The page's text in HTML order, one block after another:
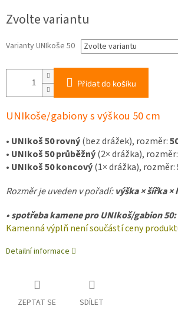
cena:
Zvolte variantu
Varianty UNIkoše 50
Přidat do košíku
UNIkoše/gabiony s výškou 50 cm
• UNIkoš 50 rovný(bez drážek), rozměr:
• UNIkoš 50 průběžný(2× drážka), rozměr:
• UNIkoš 50 koncový(1× drážka), rozměr:
Rozměr je uveden v pořadí:výška × šířka
• spotřeba kamene pro UNIkoš/gabion 50:
Kamenná výplň není součástí ceny
Detailní informace
ZEPTAT SE SDÍLET